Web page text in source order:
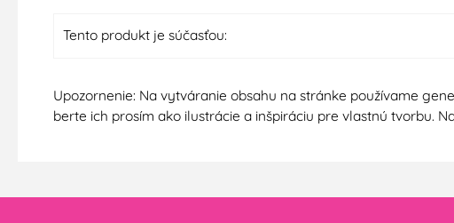
Tento produkt je súčasťou:
Upozornenie: Na vytváranie obsahu na stránke používame
berte ich prosím ako ilustrácie a inšpiráciu pre vlastnú tvorbu.